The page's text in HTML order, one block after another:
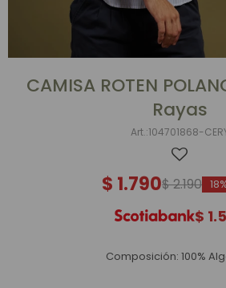
CAMISA ROTEN
Rayas
104701868-
$ 1.790$2.190 18
$
Composición: 100%